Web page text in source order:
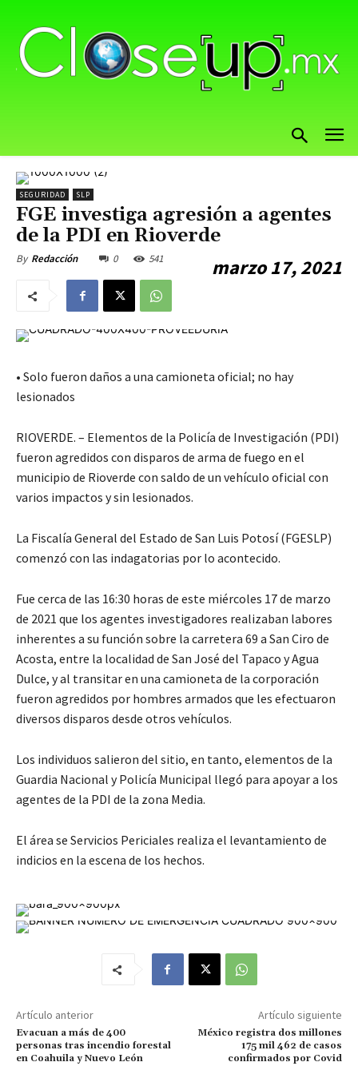
SEGURIDAD SLP
FGE investiga agresión a agentes
de la PDI en Rioverde
By Redacción marzo 17, 2021
0 541
• Solo fueron daños a una camioneta oficial; no hay
lesionados
RIOVERDE. – Elementos de la Policía de Investigación (PDI)
fueron agredidos con disparos de arma de fuego en el
municipio de Rioverde con saldo de un vehículo oficial con
varios impactos y sin lesionados.
La Fiscalía General del Estado de San Luis Potosí (FGESLP)
comenzó con las indagatorias por lo acontecido.
Fue cerca de las 16:30 horas de este miércoles 17 de marzo
de 2021 que los agentes investigadores realizaban labores
inherentes a su función sobre la carretera 69 a San Ciro de
Acosta, entre la localidad de San José del Tapaco y Agua
Dulce, y al transitar en una camioneta de la corporación
fueron agredidos por hombres armados que les efectuaron
diversos disparos desde otros vehículos.
Los individuos salieron del sitio, en tanto, elementos de la
Guardia Nacional y Policía Municipal llegó para apoyar a los
agentes de la PDI de la zona Media.
El área se Servicios Periciales realiza el levantamiento de
indicios en la escena de los hechos.
Artículo anterior
Evacuan a más de 400
personas tras incendio forestal
en Coahuila y Nuevo León
Artículo siguiente
México registra dos millones
175 mil 462 de casos
confirmados por Covid